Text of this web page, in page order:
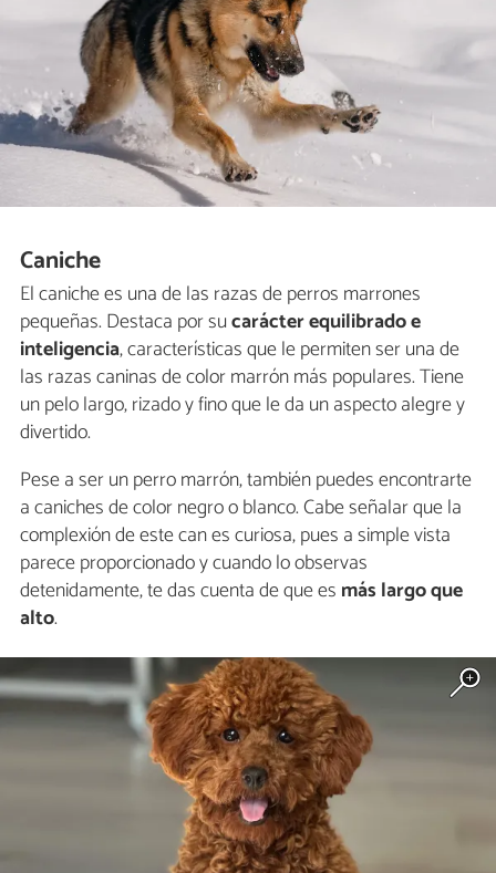
Caniche
El caniche es una de las razas de perros marrones
pequeñas. Destaca por sucarácter equilibrado e
inteligencia, características que le permiten ser una de
las razas caninas de color marrón más populares. Tiene
un pelo largo, rizado y fino que le da un aspecto alegre y
divertido.
Pese a ser un perro marrón, también puedes encontrarte
a caniches de color negro o blanco. Cabe señalar que la
complexión de este can es curiosa, pues a simple vista
parece proporcionado y cuando lo observas
detenidamente, te das cuenta de que es más largo que
alto.